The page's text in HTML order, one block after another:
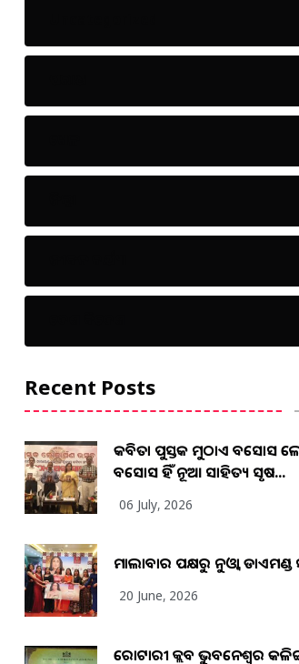
Recent Posts
କବିତା ପୁସ୍ତକ ମୁଠାଏ ଅବସୋସ
ଅବସୋସ ହିଁ ନୂଆ ସାହିତ୍ୟ ସୃଷ...
06 July, 2026
ମାଲାବାର ପକ୍ଷରୁ ନୁଓ୍ବା ଡାଏମଣ୍ଡ
20 June, 2026
ରୋଟାରୀ କ୍ଲବ ଭୁବନେଶ୍ୱର